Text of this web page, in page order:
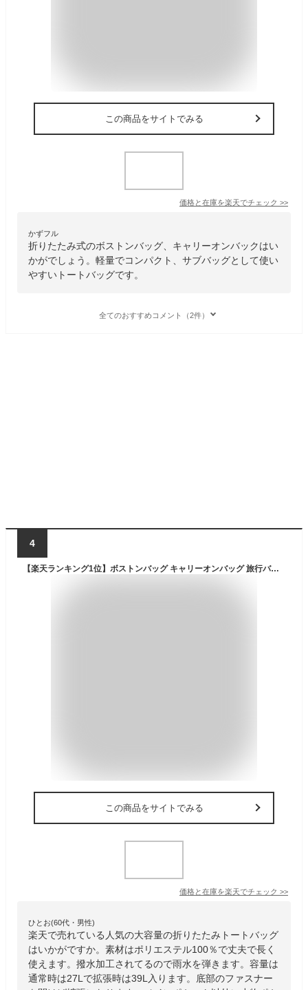
この商品をサイトでみる
価格と在庫を楽天でチェック >>
かずフル
折りたたみ式のボストンバッグ、キャリーオンバックはい
かがでしょう。軽量でコンパクト、サブバッグとして使い
やすいトートバッグです。
全てのおすすめコメント（2件）
4
【楽天ランキング1位】ボストンバッグ キャリーオンバッグ 旅行バッグ 修学旅行 トート 旅行 拡張 レディース メンズ トートバッグ 大容量 軽量 折りたたみ コンパクト スポーツバッグ ジム 機内持ち込み ビジネス 1泊 2泊 ギフト
この商品をサイトでみる
価格と在庫を楽天でチェック >>
ひとお(60代・男性)
楽天で売れている人気の大容量の折りたたみトートバッグ
はいかがですか。素材はポリエステル100％で丈夫で長く
使えます。撥水加工されてるので雨水を弾きます。容量は
通常時は27Lで拡張時は39L入ります。底部のファスナー